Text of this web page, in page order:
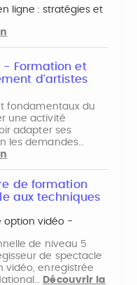
ligne : stratégies et
- Formation et
d'artistes
fondamentaux du
une activité
adapter ses
les demandes…
de formation
aux techniques
option vidéo -
de niveau 5
de spectacle
vidéo, enregistrée
Découvrir la